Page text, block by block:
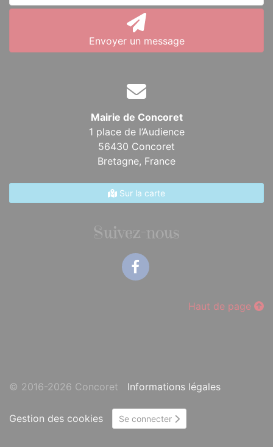
Envoyer un message
Mairie de Concoret
1 place de l’Audience
56430 Concoret
Bretagne, France
Sur la carte
Suivez-nous
Haut de page
© 2016-2026 Concoret Informations légales
Gestion des cookies Se connecter